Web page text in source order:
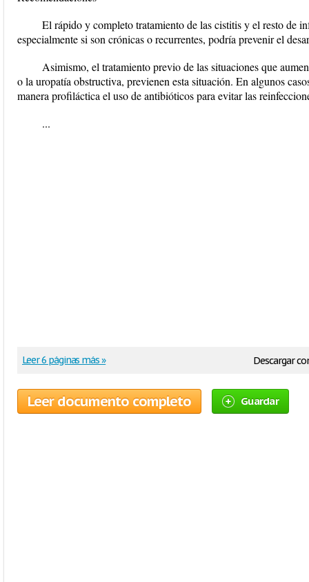
El rápido y completo tratamiento de las cistitis y el resto de
especialmente si son crónicas o recurrentes, podría prevenir el
Asimismo, el tratamiento previo de las situaciones que
o la uropatía obstructiva, previenen esta situación. En algunos
manera profiláctica el uso de antibióticos para evitar las
...
Descargar
Leer 6 páginas más »
Leer documento completo Guardar